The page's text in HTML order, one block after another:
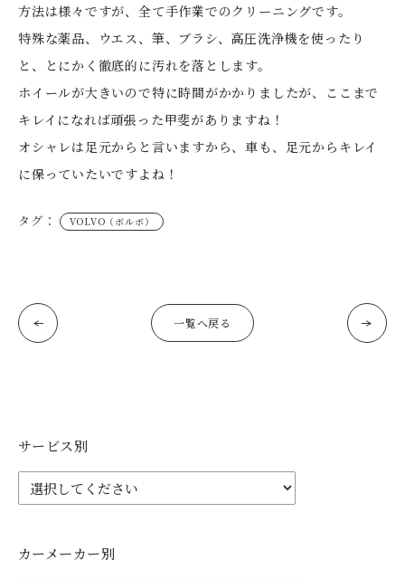
方法は様々ですが、全て手作業でのクリーニングです。
特殊な薬品、ウエス、筆、ブラシ、高圧洗浄機を使ったり
と、とにかく徹底的に汚れを落とします。
ホイールが大きいので特に時間がかかりましたが、ここまで
キレイになれば頑張った甲斐がありますね！
オシャレは足元からと言いますから、車も、足元からキレイ
に保っていたいですよね！
タグ： VOLVO（ボルボ）
一覧へ戻る
サービス別
カーメーカー別